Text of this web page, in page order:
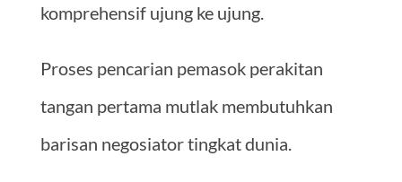
komprehensif ujung ke ujung.
Proses pencarian pemasok perakitan
tangan pertama mutlak membutuhkan
barisan negosiator tingkat dunia.